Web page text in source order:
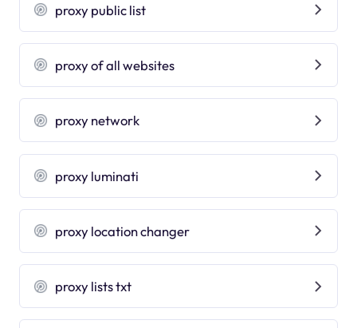
proxy public list
proxy of all websites
proxy network
proxy luminati
proxy location changer
proxy lists txt